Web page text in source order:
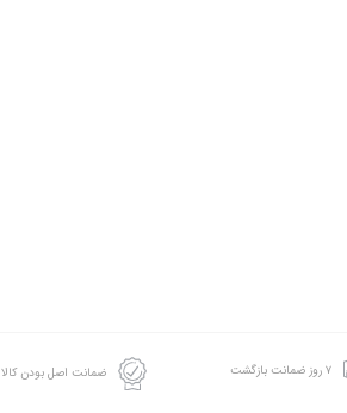
۷ روز ضمانت بازگشت ضمانت اصل بودن کالا